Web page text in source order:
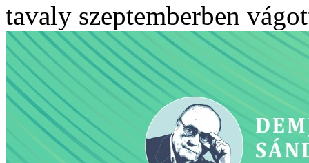
tavaly szeptemberben